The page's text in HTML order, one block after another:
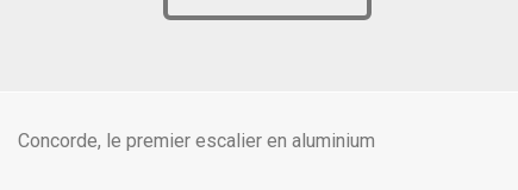
Concorde, le premier escalier en aluminium